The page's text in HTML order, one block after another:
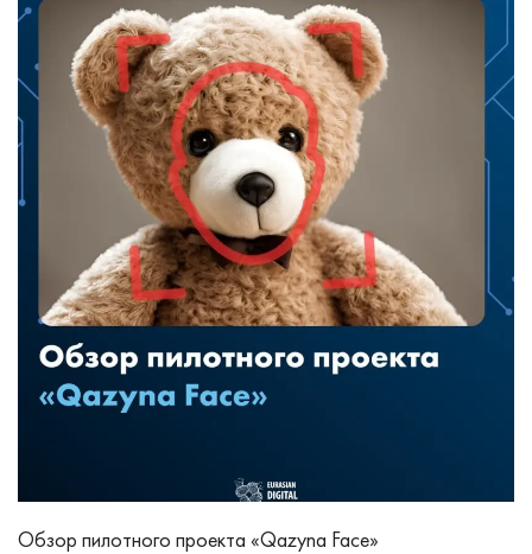
Обзор пилотного проекта «Qazyna Face»